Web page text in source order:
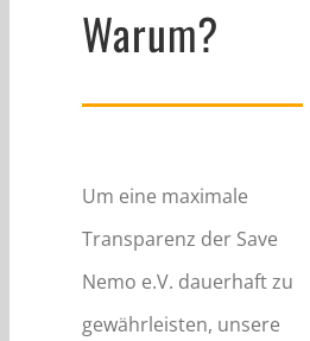
Warum?
Um eine maximale
Transparenz der Save
Nemo e.V. dauerhaft zu
gewährleisten, unsere